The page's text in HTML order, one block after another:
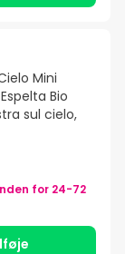
Mini
Bio
sul cielo,
for 24-72